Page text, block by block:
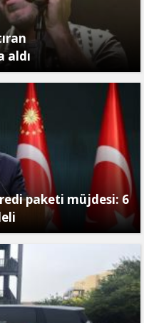
aldı
paketi müjdesi: 6